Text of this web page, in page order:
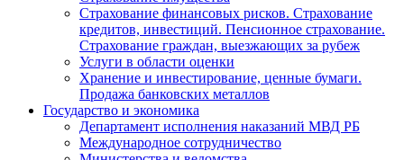
Страхование финансовых рисков. Страхование
кредитов, инвестиций. Пенсионное страхование.
Страхование граждан, выезжающих за рубеж
Услуги в области оценки
Хранение и инвестирование, ценные бумаги.
Продажа банковских металлов
Государство и экономика
Департамент исполнения наказаний МВД РБ
Международное сотрудничество